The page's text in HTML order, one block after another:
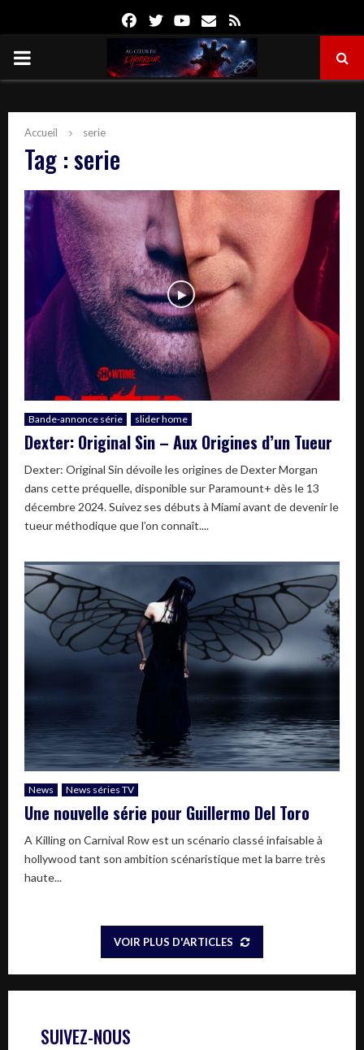
FacebookTwitterYoutube
Email
PRIMARY
Accueil serie
Tag : serie
Bande-annonce série slider home
Dexter: Original Sin – Aux Origines d’un Tueur
Dexter: Original Sin dévoile les origines de Dexter Morgan
dans cette préquelle, disponible sur Paramount+ dès le 13
décembre 2024. Suivez ses débuts à Miami avant de devenir le
tueur méthodique que l’on connaît....
News News séries TV
Une nouvelle série pour Guillermo Del Toro
A Killing on Carnival Row est un scénario classé infaisable à
hollywood tant son ambition scénaristique met la barre très
haute...
VOIR PLUS D'ARTICLES
SUIVEZ-NOUS